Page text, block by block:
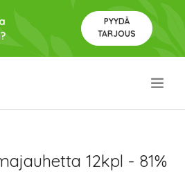
PYYDÄ
TARJOUS
12kpl - 81%